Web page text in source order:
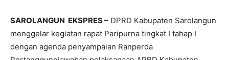
SAROLANGUN EKSPRES – DPRD Kabupaten Sarolangun
menggelar kegiatan rapat Paripurna tingkat I tahap I
dengan agenda penyampaian Ranperda